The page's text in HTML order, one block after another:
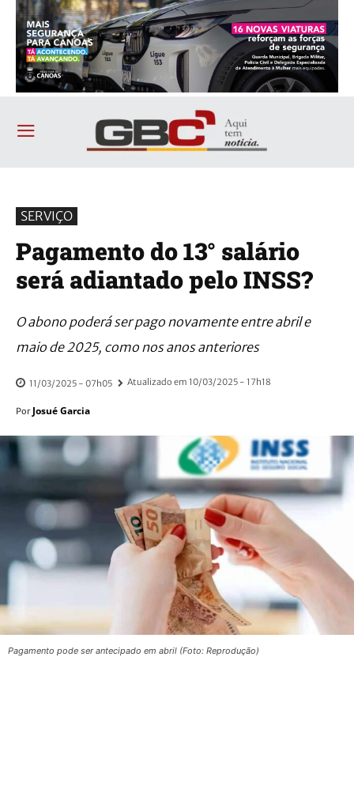
SERVIÇO
Pagamento do 13° salário
será adiantado pelo INSS?
O abono poderá ser pago novamente entre abril e
maio de 2025, como nos anos anteriores
11/03/2025 - 07h05 Atualizado em 10/03/2025 - 17h18
Por Josué Garcia
Pagamento pode ser antecipado em abril (Foto: Reprodução)